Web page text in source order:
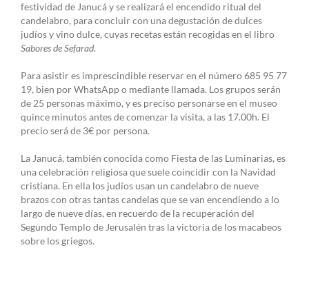
festividad de Janucá y se realizará el encendido ritual del
candelabro, para concluir con una degustación de dulces
judíos y vino dulce, cuyas recetas están recogidas en el libro
Sabores de Sefarad.
Para asistir es imprescindible reservar en el número 685 95 77
19, bien por WhatsApp o mediante llamada. Los grupos serán
de 25 personas máximo, y es preciso personarse en el museo
quince minutos antes de comenzar la visita, a las 17.00h. El
precio será de 3€ por persona.
La Janucá, también conocida como Fiesta de las Luminarias, es
una celebración religiosa que suele coincidir con la Navidad
cristiana. En ella los judíos usan un candelabro de nueve
brazos con otras tantas candelas que se van encendiendo a lo
largo de nueve días, en recuerdo de la recuperación del
Segundo Templo de Jerusalén tras la victoria de los macabeos
sobre los griegos.